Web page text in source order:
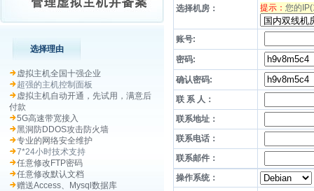
选择理由
虚拟主机全国十强企业
超强的主机控制面板
虚拟主机自动开通，先试用，满意后
付款
5G高速带宽接入
黑洞防DDOS攻击防火墙
专业的网络安全维护
7*24小时技术支持
任意修改FTP密码
任意修改默认文档
赠送Access、Mysql数据库
选择机房： 提示： 您的
账号:
密码:
确认密码:
联 系 人：
联系地址：
联系电话：
联系邮件：
操作系统：